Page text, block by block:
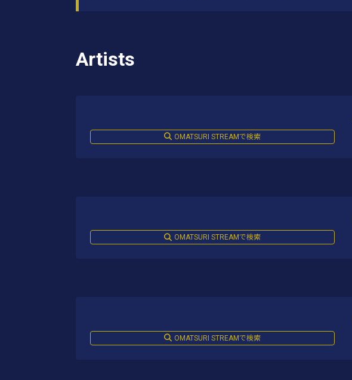
Artists
OMATSURI STREAMで検索
OMATSURI STREAMで検索
OMATSURI STREAMで検索